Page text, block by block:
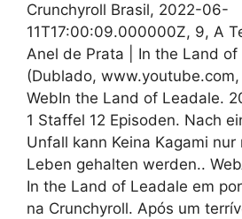
Crunchyroll Brasil, 2022-06-
11T17:00:09.000000Z, 9, A
Anel de Prata | In the Land of
(Dublado,
WebIn the Land of Leadale.
1 Staffel 12 Episoden. Nach
Unfall kann Keina Kagami
Leben gehalten werden..
In the Land of Leadale em
na Crunchyroll. Após um